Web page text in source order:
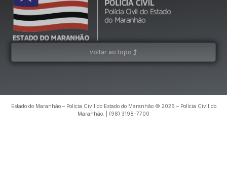
voltar ao topo
Estado do Maranhão – Polícia Civil do Estado do Maranhão © 2026 – Polícia Civil do
Maranhão. | (98) 3198-7700